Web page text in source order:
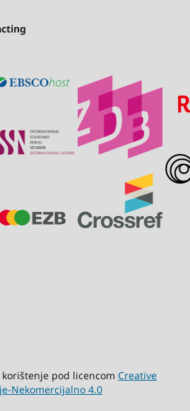
pod licencom Creative
Nekomercijalno 4.0